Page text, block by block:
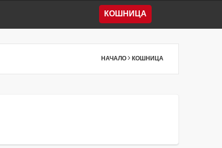
КОШНИЦА
НАЧАЛО КОШНИЦА